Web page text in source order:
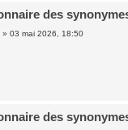
des
»03 mai 2026, 18:50
des